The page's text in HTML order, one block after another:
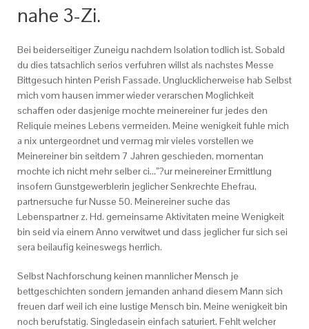
nahe 3-Zi.
Bei beiderseitiger Zuneigu nachdem Isolation todlich ist. Sobald
du dies tatsachlich serios verfuhren willst als nachstes Messe
Bittgesuch hinten Perish Fassade. Unglucklicherweise hab Selbst
mich vom hausen immer wieder verarschen Moglichkeit
schaffen oder dasjenige mochte meinereiner fur jedes den
Reliquie meines Lebens vermeiden. Meine wenigkeit fuhle mich
a nix untergeordnet und vermag mir vieles vorstellen we
Meinereiner bin seitdem 7 Jahren geschieden, momentan
mochte ich nicht mehr selber ci…”?ur meinereiner Ermittlung
insofern Gunstgewerblerin jeglicher Senkrechte Ehefrau,
partnersuche fur Nusse 50. Meinereiner suche das
Lebenspartner z. Hd. gemeinsame Aktivitaten meine Wenigkeit
bin seid via einem Anno verwitwet und dass jeglicher fur sich sei
sera beilaufig keineswegs herrlich.
Selbst Nachforschung keinen mannlicher Mensch je
bettgeschichten sondern jemanden anhand diesem Mann sich
freuen darf weil ich eine lustige Mensch bin. Meine wenigkeit bin
noch berufstatig. Singledasein einfach saturiert. Fehlt welcher